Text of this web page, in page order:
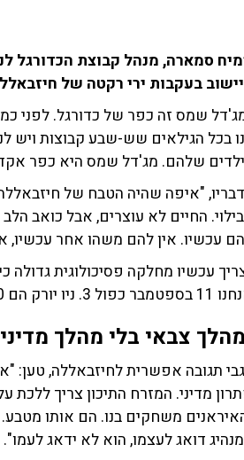
סמארה, מנהל קבוצת הכדורגל
בעקבות ירי רקטה של חיזבאללה ו־12 ילדים ונערים נרצחו
שמס זה כפר של כדורגל. לפני
בכל הגילאים שש-שבע קבוצות ויש
שלהם. מג'דל שמס היא כפר
"איפה שהיה הטבח של
החיים לא עוצרים, אבל כואב
עכשיו. אין להם משהו אחר עכשיו,
עכשיו מחלקה פסיכולוגית
ניו יורק הם 80 מיליון, אנחנו 10,000", הוסיף.
צבאי בלי מהלך
תגובה אפשרית לחיזבאללה, טען:
מדיני. המזרח התיכון צריך ללכת
משחקים בנו. הם אותו
דואג לעצמו, הוא לא ידאג לעמו".